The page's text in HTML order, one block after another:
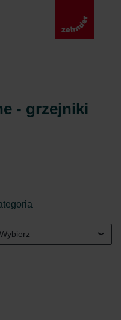
- grzejniki
Wybierz